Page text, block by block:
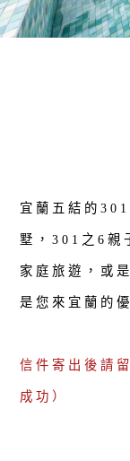
宜蘭五結的
墅，301之6親
家庭旅遊，或
是您來宜蘭的
信件寄出後請
成功）